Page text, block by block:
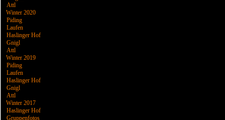
Attl
Winter 2020
Piding
Laufen
Haslinger Hof
Gnigl
Attl
Winter 2019
Piding
Laufen
Haslinger Hof
Gnigl
Attl
Winter 2017
Haslinger Hof
Gruppenfotos